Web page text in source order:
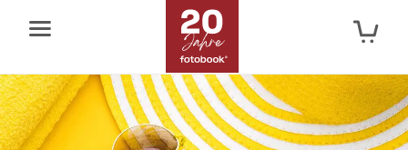
Jump
to
the
top
of
the
site
Jump
to
the
bottom
of
the
site